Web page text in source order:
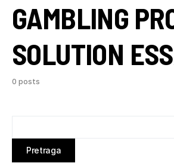
GAMBLING
SOLUTION
0 posts